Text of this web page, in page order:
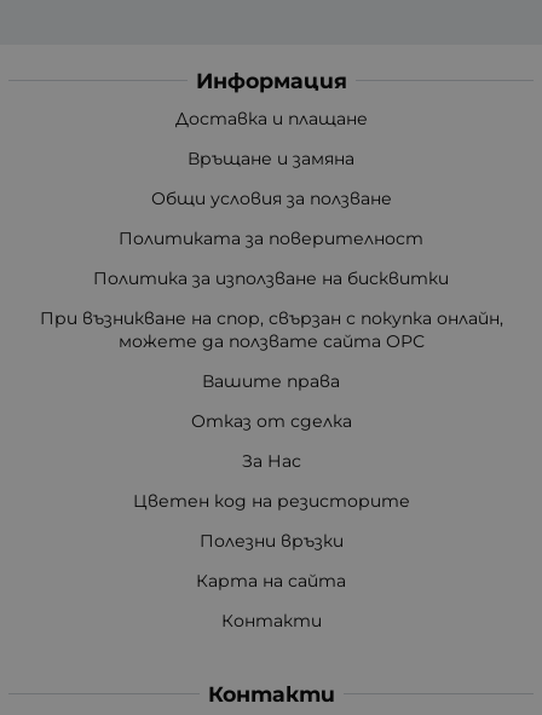
Информация
Доставка и плащане
Връщане и замяна
Общи условия за ползване
Политиката за поверителност
Политика за използване на бисквитки
При възникване на спор, свързан с покупка онлайн,
можете да ползвате сайта ОРС
Вашите права
Отказ от сделка
За Нас
Цветен код на резисторите
Полезни връзки
Карта на сайта
Контакти
Контакти